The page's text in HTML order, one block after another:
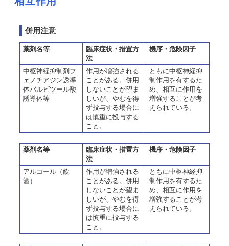
併用注意
薬剤名等
臨床症状・措置方
法
機序・危険因子
中枢神経抑制剤フ
ェノチアジン誘導
体バルビツール酸
誘導体等
作用が増強される
ことがある。併用
しないことが望ま
しいが、やむを得
ず投与する場合に
は慎重に投与する
こと。
ともに中枢神経抑
制作用を有するた
め、相互に作用を
増強することが考
えられている。
薬剤名等
臨床症状・措置方
法
機序・危険因子
アルコール（飲
酒）
作用が増強される
ことがある。併用
しないことが望ま
しいが、やむを得
ず投与する場合に
は慎重に投与する
こと。
ともに中枢神経抑
制作用を有するた
め、相互に作用を
増強することが考
えられている。